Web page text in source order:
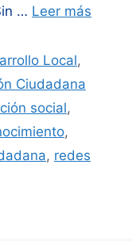
… Leer más
Local,
Ciudadana
social,
,
, redes